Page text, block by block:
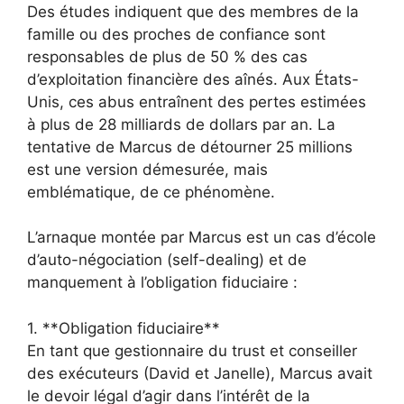
Des études indiquent que des membres de la
famille ou des proches de confiance sont
responsables de plus de 50 % des cas
d’exploitation financière des aînés. Aux États-
Unis, ces abus entraînent des pertes estimées
à plus de 28 milliards de dollars par an. La
tentative de Marcus de détourner 25 millions
est une version démesurée, mais
emblématique, de ce phénomène.
L’arnaque montée par Marcus est un cas d’école
d’auto-négociation (self-dealing) et de
manquement à l’obligation fiduciaire :
1. **Obligation fiduciaire**
En tant que gestionnaire du trust et conseiller
des exécuteurs (David et Janelle), Marcus avait
le devoir légal d’agir dans l’intérêt de la